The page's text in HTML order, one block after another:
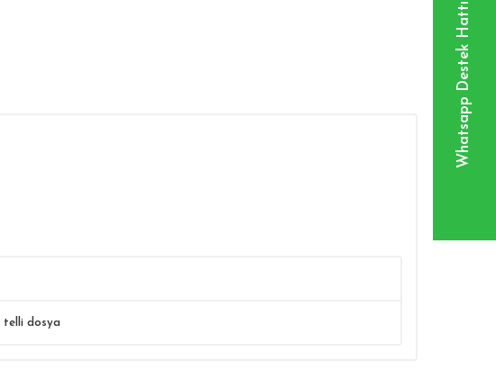
Whatsapp Destek Hattı
telli dosya